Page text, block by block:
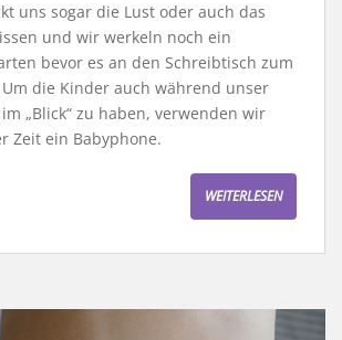
uns sogar die Lust oder auch das
und wir werkeln noch ein
bevor es an den Schreibtisch zum
die Kinder auch während unser
„Blick“ zu haben, verwenden wir
Zeit ein Babyphone.
WEITERLESEN